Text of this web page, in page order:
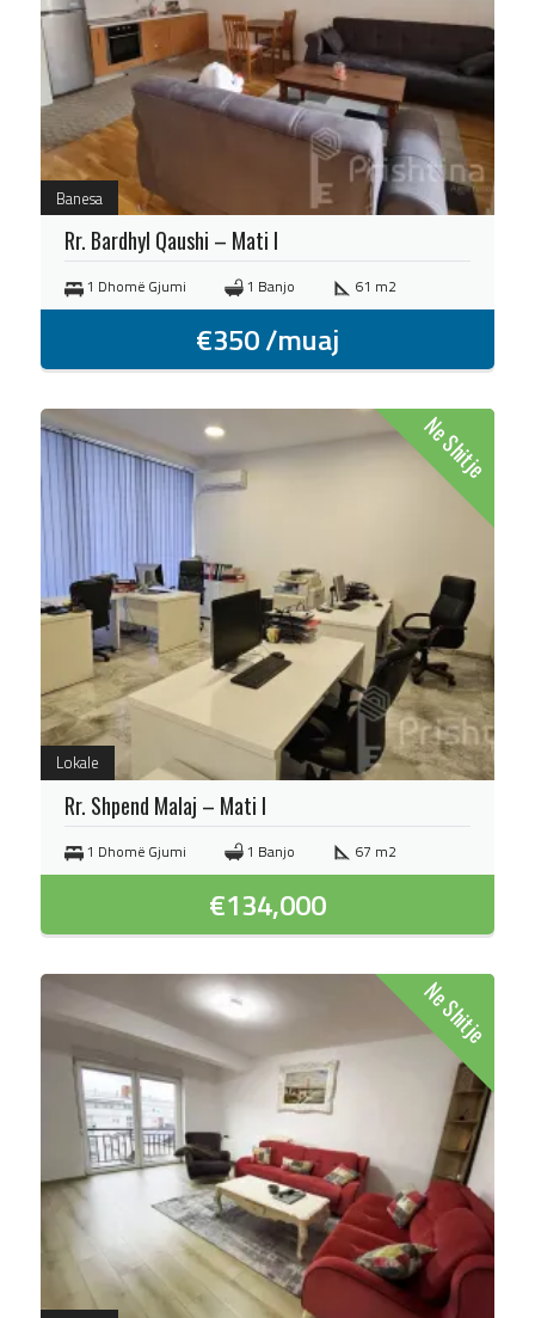
Banesa
Rr. Bardhyl Qaushi – Mati I
1 Dhomë Gjumi 1 Banjo 61 m2
€350/muaj
Lokale
Ne Shitje
Rr. Shpend Malaj – Mati I
1 Dhomë Gjumi 1 Banjo 67 m2
€134,000
Ne Shitje